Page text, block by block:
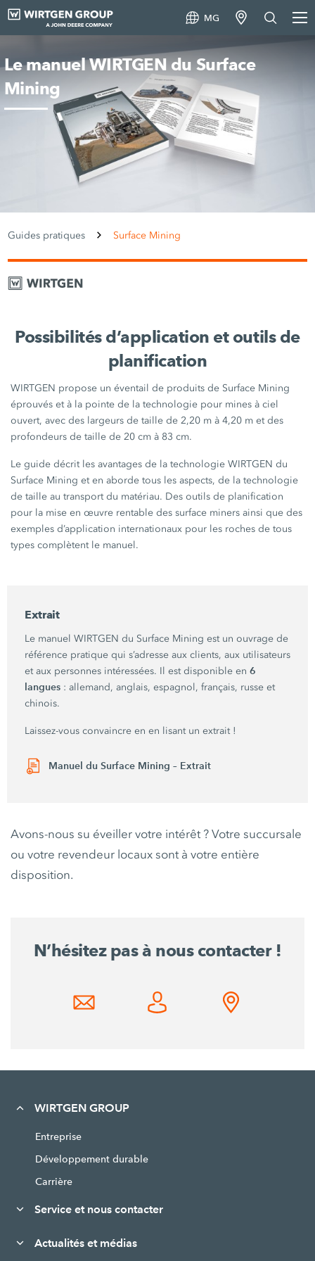
MG
Le manuel WIRTGEN du Surface
Mining
Guides pratiques Surface Mining
Possibilités d’application et outils de
planification
WIRTGEN propose un éventail de produits de Surface Mining
éprouvés et à la pointe de la technologie pour mines à ciel
ouvert, avec des largeurs de taille de 2,20 m à 4,20 m et des
profondeurs de taille de 20 cm à 83 cm.
Le guide décrit les avantages de la technologie WIRTGEN du
Surface Mining et en aborde tous les aspects, de la technologie
de taille au transport du matériau. Des outils de planification
pour la mise en œuvre rentable des surface miners ainsi que des
exemples d’application internationaux pour les roches de tous
types complètent le manuel.
Extrait
Le manuel WIRTGEN du Surface Mining est un ouvrage de
référence pratique qui s’adresse aux clients, aux utilisateurs
et aux personnes intéressées. Il est disponible en 6
langues : allemand, anglais, espagnol, français, russe et
chinois.
Laissez-vous convaincre en en lisant un extrait !
Manuel du Surface Mining – Extrait
Avons-nous su éveiller votre intérêt ? Votre succursale
ou votre revendeur locaux sont à votre entière
disposition.
N’hésitez pas à nous contacter !
WIRTGEN GROUP
Entreprise
Développement durable
Carrière
Service et nous contacter
Actualités et médias